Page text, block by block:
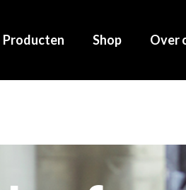
Producten Shop Over